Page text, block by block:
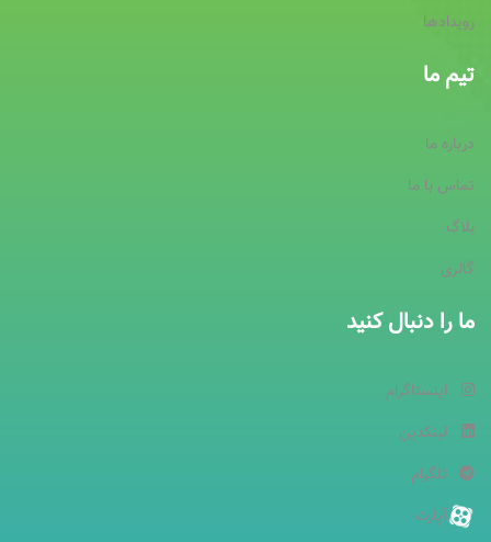
رویدادها
تیم ما
درباره ما
تماس با ما
بلاگ
گالری
ما را دنبال کنید
اینستاگرام
لینکدین
تلگرام
آپارت